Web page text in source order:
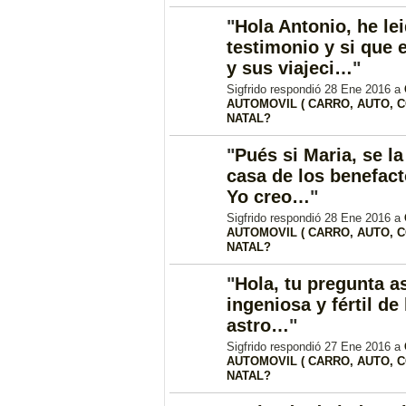
"Hola Antonio, he
testimonio y si que
y sus viajeci…"
Sigfrido respondió 28 Ene 2016 a
AUTOMOVIL ( CARRO, AUTO,
NATAL?
"Pués si Maria, se
casa de los
Yo creo…"
Sigfrido respondió 28 Ene 2016 a
AUTOMOVIL ( CARRO, AUTO,
NATAL?
"Hola, tu pregunta
ingeniosa y fértil de
astro…"
Sigfrido respondió 27 Ene 2016 a
AUTOMOVIL ( CARRO, AUTO,
NATAL?